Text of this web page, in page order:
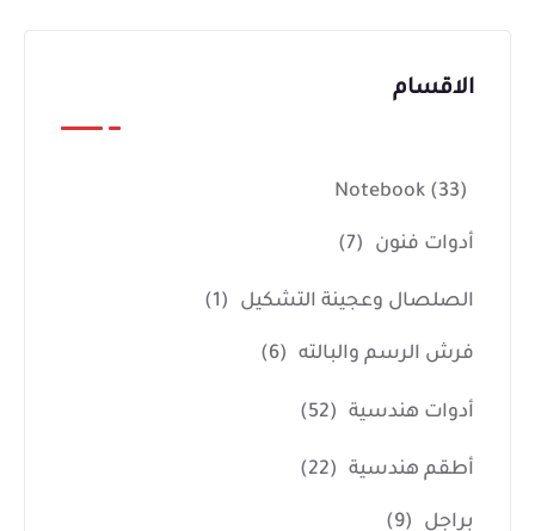
الاقسام
Notebook (33)
أدوات فنون (7)
الصلصال وعجينة التشكيل (1)
فرش الرسم والبالته (6)
أدوات هندسية (52)
أطقم هندسية (22)
براجل (9)